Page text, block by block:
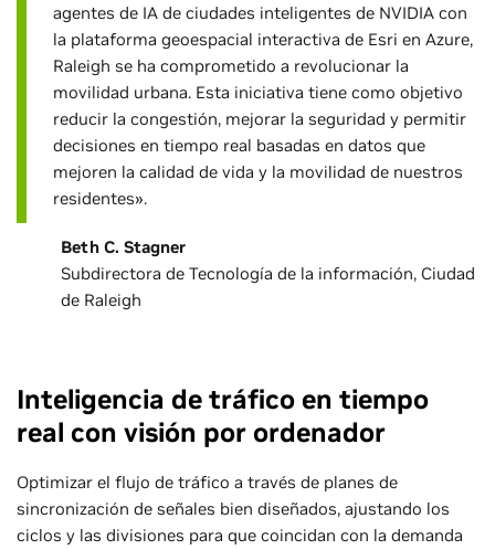
agentes de IA de ciudades inteligentes de NVIDIA con
la plataforma geoespacial interactiva de Esri en Azure,
Raleigh se ha comprometido a revolucionar la
movilidad urbana. Esta iniciativa tiene como objetivo
reducir la congestión, mejorar la seguridad y permitir
decisiones en tiempo real basadas en datos que
mejoren la calidad de vida y la movilidad de nuestros
residentes».
Beth C. Stagner
Subdirectora de Tecnología de la información, Ciudad
de Raleigh
Inteligencia de tráfico en tiempo
real con visión por ordenador
Optimizar el flujo de tráfico a través de planes de
sincronización de señales bien diseñados, ajustando los
ciclos y las divisiones para que coincidan con la demanda